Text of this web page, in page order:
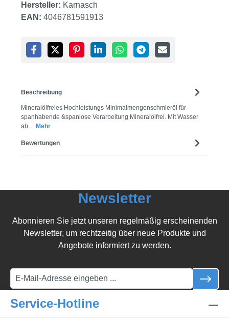
Hersteller: Karnasch
EAN: 4046781591913
Beschreibung
Mineralölfreies Hochleistungs Minimalmengenschmieröl für
spanhabende &spanlose Verarbeitung Mineralölfrei. Mit Wasser
ab… Mehr
Bewertungen
Newsletter
Abonnieren Sie jetzt unseren regelmäßig erscheinenden
Newsletter, um rechtzeitig über neue Produkte und
Angebote informiert zu werden.
Service-Hotline